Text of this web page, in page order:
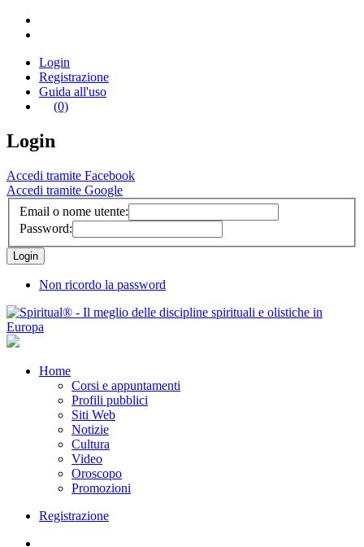
Login
Registrazione
Guida all'uso
(0)
Login
Accedi tramite Facebook
Accedi tramite Google
Email o nome utente:
Password:
Non ricordo la password
Home
Corsi e appuntamenti
Profili pubblici
Siti Web
Notizie
Cultura
Video
Oroscopo
Promozioni
Registrazione